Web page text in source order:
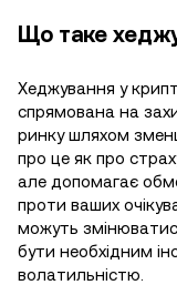
Що таке
Хеджування у
спрямована на
ринку шляхом
про це як про
але допомагає
проти ваших
можуть
бути необхідним
волатильністю.